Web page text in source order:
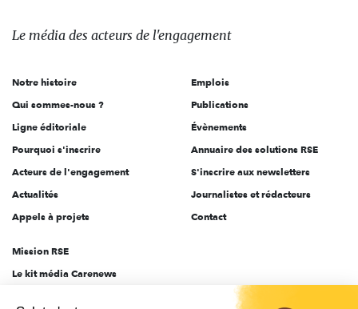
des
l'engagement
Le média des acteurs de l'engagement
Notre histoire
Qui sommes-nous ?
Ligne éditoriale
Pourquoi s'inscrire
Acteurs de l'engagement
Actualités
Appels à projets
Emplois
Publications
Évènements
Annuaire des solutions RSE
S'inscrire aux newsletters
Journalistes et rédacteurs
Contact
Mission RSE
Le kit média Carenews